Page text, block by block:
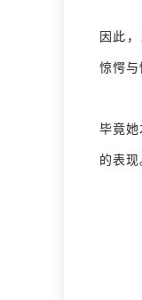
因此
惊愕与
毕竟
的表现